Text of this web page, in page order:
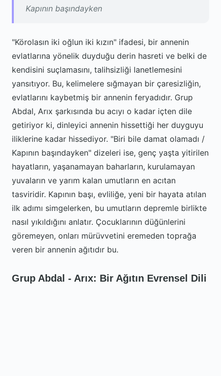
Kapının başındayken
"Körolasın iki oğlun iki kızın" ifadesi, bir annenin
evlatlarına yönelik duyduğu derin hasreti ve belki de
kendisini suçlamasını, talihsizliği lanetlemesini
yansıtıyor. Bu, kelimelere sığmayan bir çaresizliğin,
evlatlarını kaybetmiş bir annenin feryadıdır. Grup
Abdal, Arıx şarkısında bu acıyı o kadar içten dile
getiriyor ki, dinleyici annenin hissettiği her duyguyu
iliklerine kadar hissediyor. "Biri bile damat olamadı /
Kapının başındayken" dizeleri ise, genç yaşta yitirilen
hayatların, yaşanamayan baharların, kurulamayan
yuvaların ve yarım kalan umutların en acıtan
tasviridir. Kapının başı, evliliğe, yeni bir hayata atılan
ilk adımı simgelerken, bu umutların depremle birlikte
nasıl yıkıldığını anlatır. Çocuklarının düğünlerini
göremeyen, onları mürüvvetini eremeden toprağa
veren bir annenin ağıtıdır bu.
Grup Abdal - Arıx: Bir Ağıtın Evrensel Dili